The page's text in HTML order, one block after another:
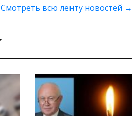
Смотреть всю ленту новостей →